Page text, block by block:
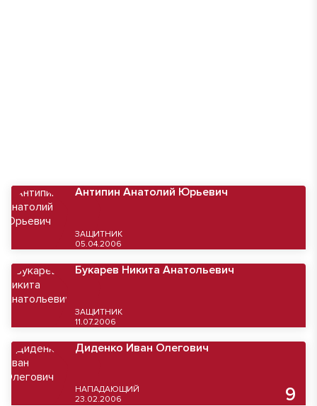
Антипин Анатолий Юрьевич
ЗАЩИТНИК
05.04.2006
Букарев Никита Анатольевич
ЗАЩИТНИК
11.07.2006
Диденко Иван Олегович
НАПАДАЮЩИЙ
23.02.2006
9